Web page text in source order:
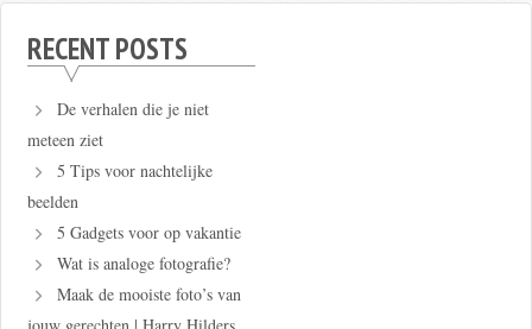
RECENT POSTS
De verhalen die je niet
meteen ziet
5 Tips voor nachtelijke
beelden
5 Gadgets voor op vakantie
Wat is analoge fotografie?
Maak de mooiste foto’s van